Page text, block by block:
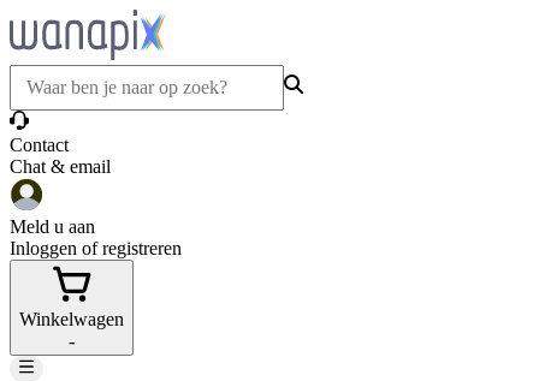
Contact
Chat & email
Meld u aan
Inloggen of registreren
Winkelwagen
-